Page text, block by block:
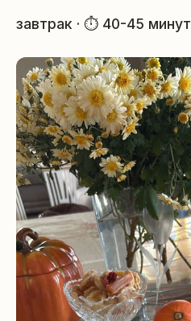
завтрак · ⏱ 40-45 минут